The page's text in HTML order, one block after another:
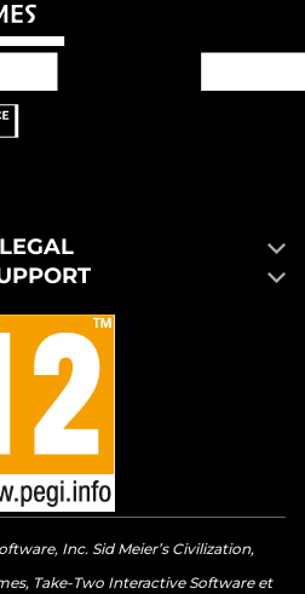
LEGAL
Inc. Sid Meier’s Civilization,
Take-Two Interactive Software et